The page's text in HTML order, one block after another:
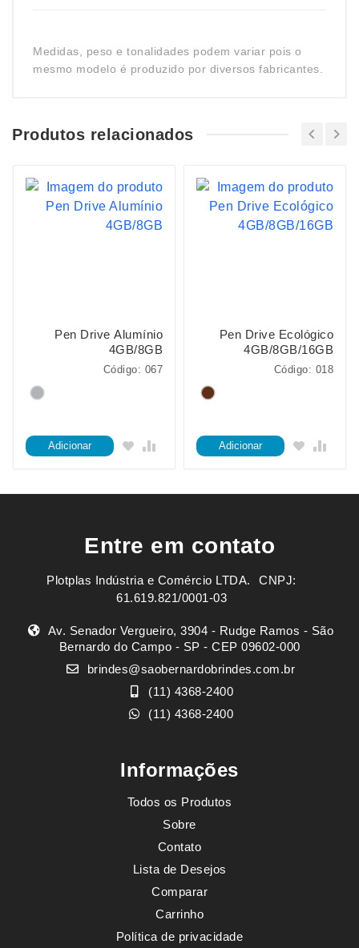
Medidas, peso e tonalidades podem variar pois o
mesmo modelo é produzido por diversos fabricantes.
Produtos relacionados
Pen Drive Alumínio
4GB/8GB
Código: 067
Adicionar
Pen Drive Ecológico
4GB/8GB/16GB
Código: 018
Adicionar
Entre em contato
Plotplas Indústria e Comércio LTDA. ㅤㅤㅤ CNPJ:
61.619.821/0001-03
Av. Senador Vergueiro, 3904 - Rudge Ramos - São
Bernardo do Campo - SP - CEP 09602-000
brindes@saobernardobrindes.com.br
(11) 4368-2400
(11) 4368-2400
Informações
Todos os Produtos
Sobre
Contato
Lista de Desejos
Comparar
Carrinho
Política de privacidade